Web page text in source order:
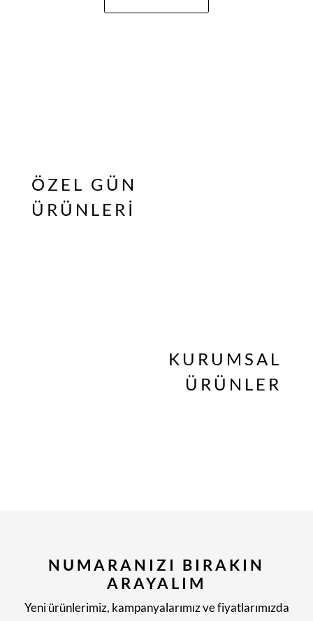
ÖZEL GÜN
ÜRÜNLERİ
KURUMSAL
ÜRÜNLER
NUMARANIZI BIRAKIN
ARAYALIM
Yeni ürünlerimiz, kampanyalarımız ve fiyatlarımızda